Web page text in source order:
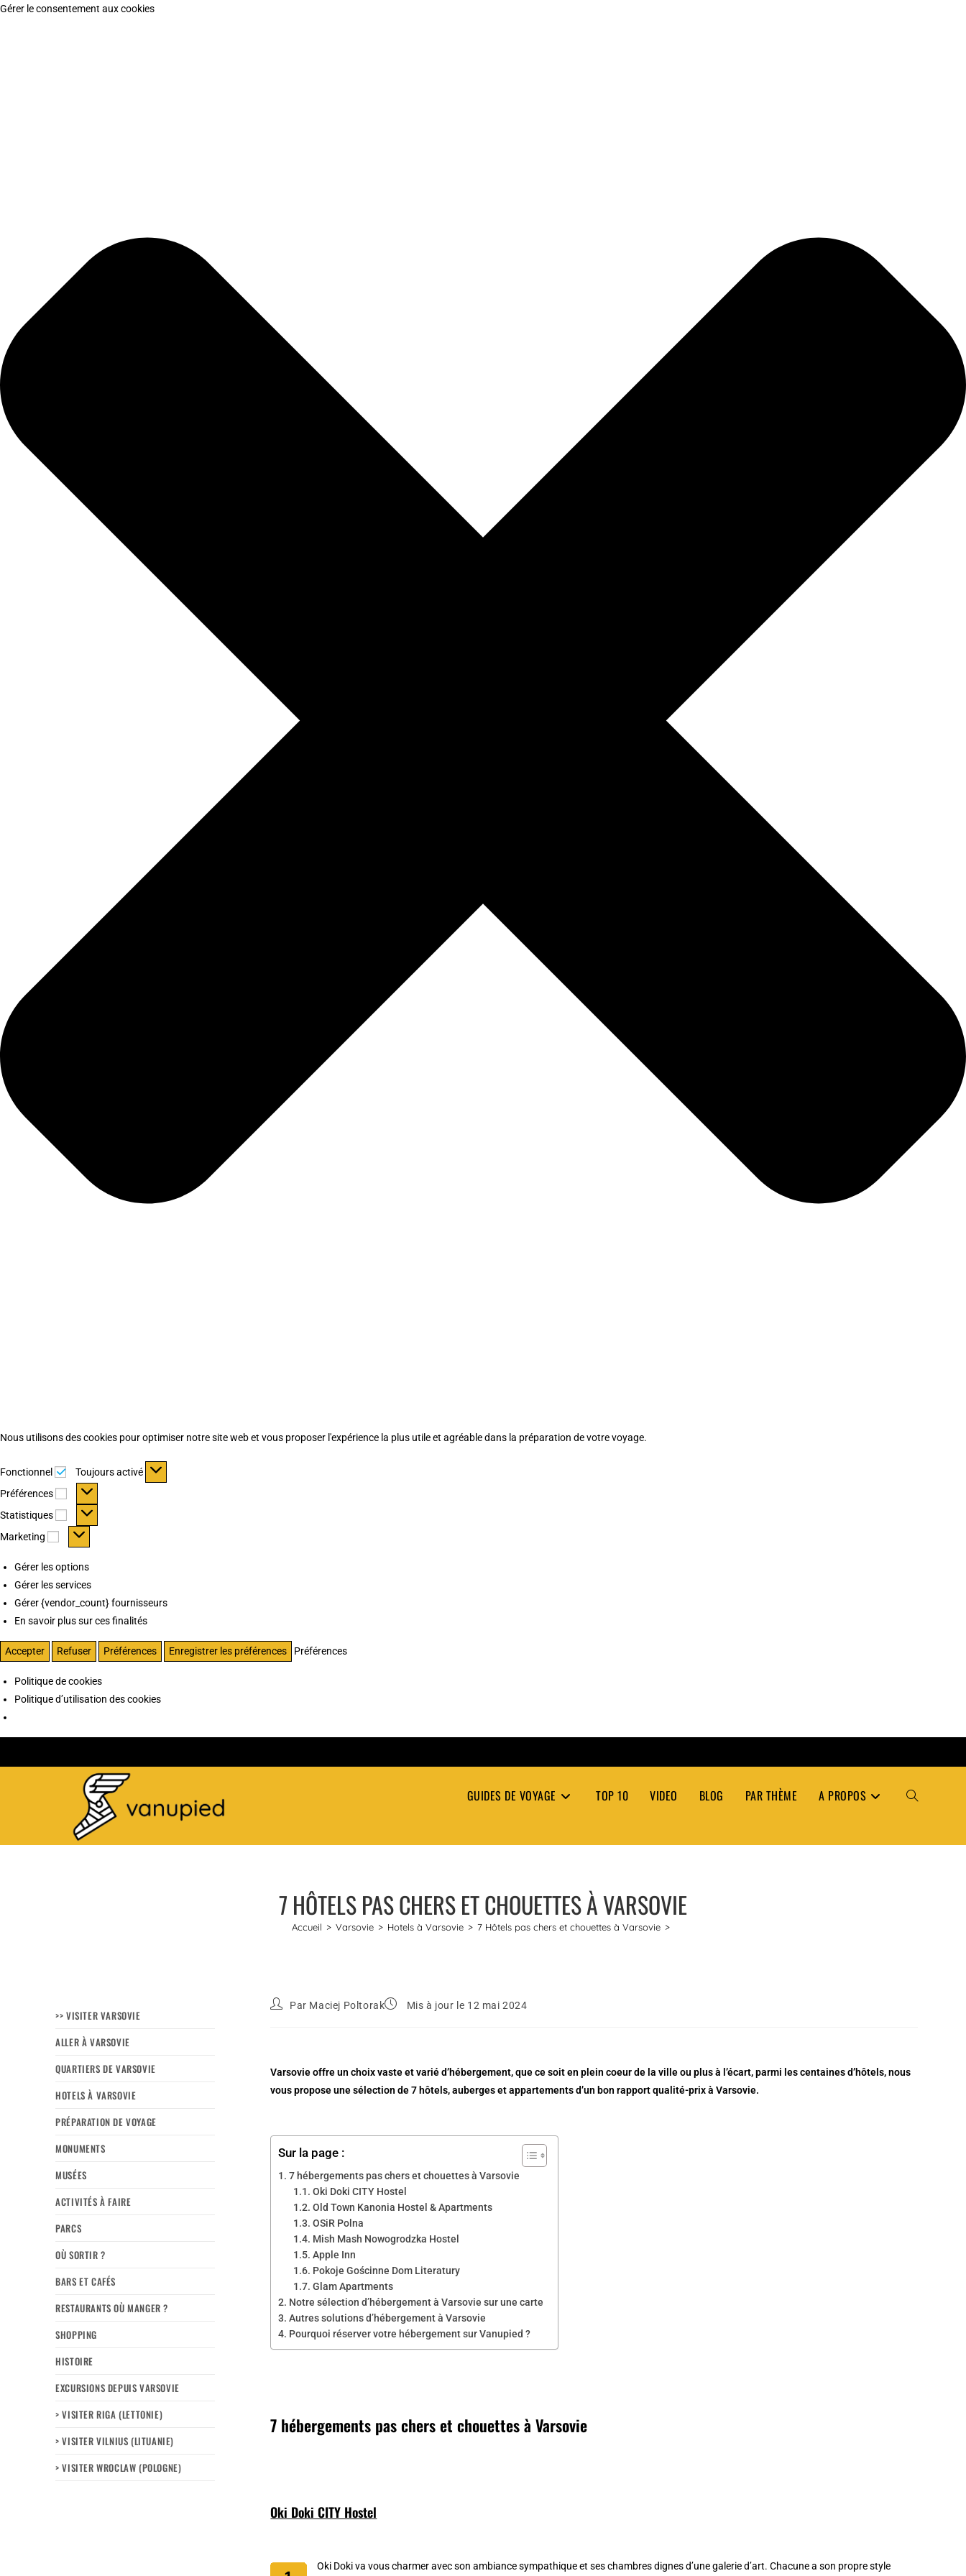
Gérer le consentement aux cookies
Nous utilisons des cookies pour optimiser notre site web et vous proposer l'expérience la plus utile et agréable dans la préparation de votre voyage.
Fonctionnel Fonctionnel
Toujours activé
Préférences
Préférences
Statistiques Statistiques
Marketing Marketing
Gérer les options
Gérer les services
Gérer {vendor_count} fournisseurs
En savoir plus sur ces finalités
Accepter Refuser Préférences Enregistrer les préférences Préférences
Politique de cookies
Politique d’utilisation des cookies
GUIDES DE VOYAGE TOP 10 VIDEO BLOG PAR THÈME A PROPOS TOGGLE
7 HÔTELS PAS CHERS ET CHOUETTES À VARSOVIE
Accueil > Varsovie > Hotels à Varsovie > 7 Hôtels pas chers et chouettes à Varsovie >
>> VISITER VARSOVIE
ALLER À VARSOVIE
QUARTIERS DE VARSOVIE
HOTELS À VARSOVIE
PRÉPARATION DE VOYAGE
MONUMENTS
MUSÉES
ACTIVITÉS À FAIRE
PARCS
OÙ SORTIR ?
BARS ET CAFÉS
RESTAURANTS OÙ MANGER ?
SHOPPING
HISTOIRE
EXCURSIONS DEPUIS VARSOVIE
> VISITER RIGA (LETTONIE)
> VISITER VILNIUS (LITUANIE)
> VISITER WROCLAW (POLOGNE)
Par Maciej Poltorak Mis à jour le 12 mai 2024
Varsovie offre un choix vaste et varié d’hébergement, que ce soit en plein coeur de la ville ou plus à l’écart, parmi les centaines d’hôtels, nous
vous propose une sélection de 7 hôtels, auberges et appartements d’un bon rapport qualité-prix à Varsovie.
Sur la page :
7 hébergements pas chers et chouettes à Varsovie
Oki Doki CITY Hostel
Old Town Kanonia Hostel & Apartments
OSiR Polna
Mish Mash Nowogrodzka Hostel
Apple Inn
Pokoje Gościnne Dom Literatury
Glam Apartments
Notre sélection d’hébergement à Varsovie sur une carte
Autres solutions d’hébergement à Varsovie
Pourquoi réserver votre hébergement sur Vanupied ?
7 hébergements pas chers et chouettes à Varsovie
Oki Doki CITY Hostel
Oki Doki va vous charmer avec son ambiance sympathique et ses chambres dignes d’une galerie d’art. Chacune a son propre style